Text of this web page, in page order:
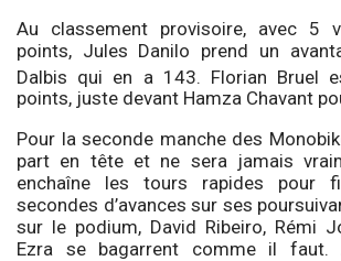
Au classement provisoire, avec 5
points, Jules Danilo prend un
Dalbis qui en a 143. Florian Bruel
points, juste devant Hamza Chavant
Pour la seconde manche des
part en tête et ne sera jamais
enchaîne les tours rapides pour
secondes d’avances sur ses
sur le podium, David Ribeiro, Rémi
Ezra se bagarrent comme il faut.